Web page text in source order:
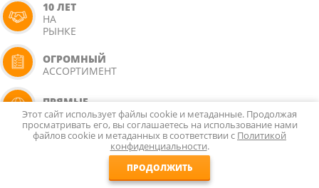
Этот сайт использует файлы cookie и метаданные. Продолжая
просматривать его, вы соглашаетесь на использование нами
файлов cookie и метаданных в соответствии с Политикой
конфиденциальности.
ПРОДОЛЖИТЬ
10 ЛЕТ
НА
РЫНКЕ
ОГРОМНЫЙ
АССОРТИМЕНТ
ПРЯМЫЕ
ПОСТАВКИ
КАК МЫ РАБОТАЕМ?